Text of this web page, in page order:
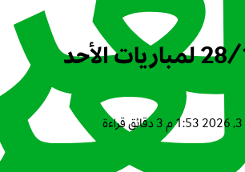
3 دقائق قراءة